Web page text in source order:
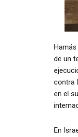
de un
contra
en el
En